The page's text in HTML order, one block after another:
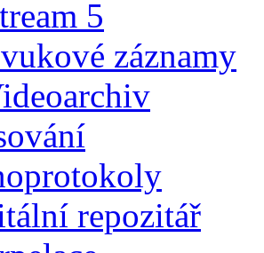
5
záznamy
repozitář